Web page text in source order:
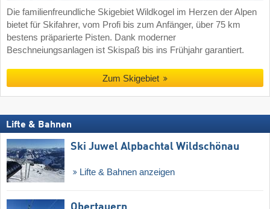
Die familienfreundliche Skigebiet Wildkogel im Herzen der Alpen
bietet für Skifahrer, vom Profi bis zum Anfänger, über 75 km
bestens präparierte Pisten. Dank moderner
Beschneiungsanlagen ist Skispaß bis ins Frühjahr garantiert.
Zum Skigebiet
Lifte & Bahnen
Ski Juwel Alpbachtal Wildschönau
Lifte & Bahnen anzeigen